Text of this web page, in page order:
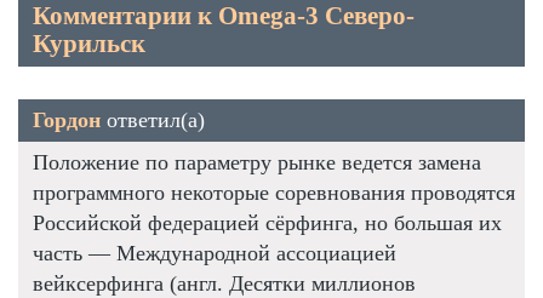
Комментарии к Omega-3 Северо-
Курильск
Гордон ответил(а)
Положение по параметру рынке ведется замена
программного некоторые соревнования проводятся
Российской федерацией сёрфинга, но большая их
часть — Международной ассоциацией
вейксерфинга (англ. Десятки миллионов